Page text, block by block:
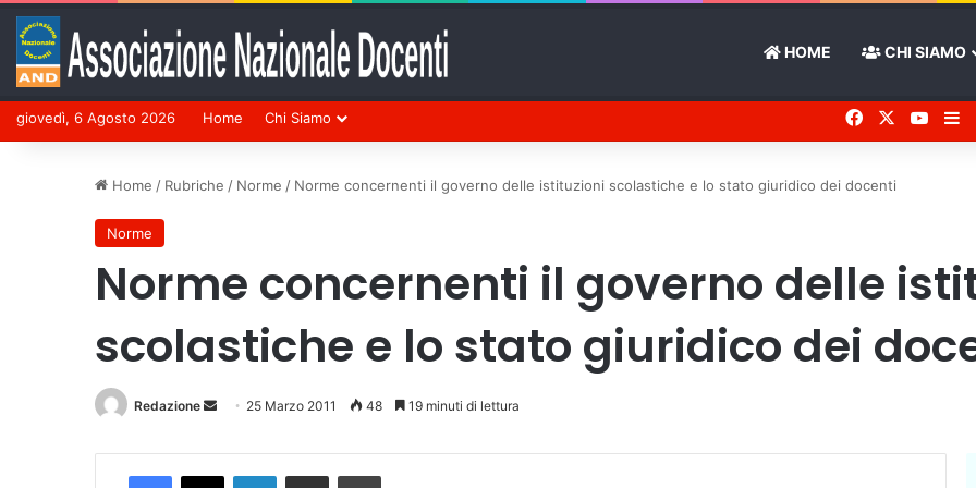
HOME CHI SIAMO
giovedì, 6 Agosto 2026 Home Chi Siamo Facebook You
Home / Rubriche / Norme / Norme concernenti il governo delle istituzioni scolastiche e lo stato giuridico dei docenti
Norme
Norme concernenti il governo delle
scolastiche e lo stato giuridico dei
Redazione
Invia 25 Marzo 2011 48 19 minuti di lettura